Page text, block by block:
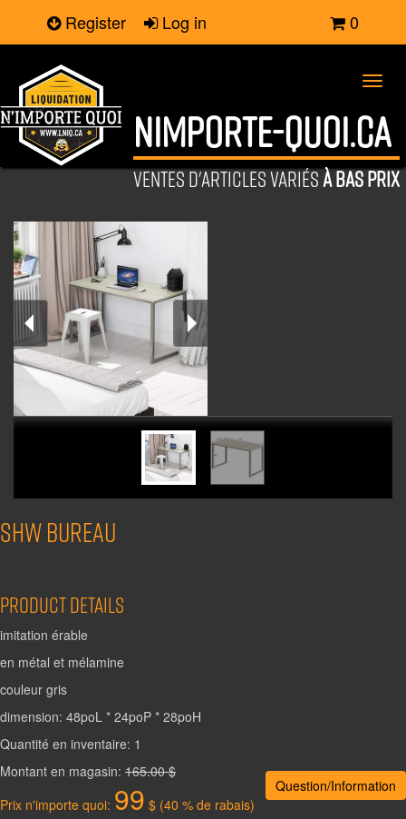
0
Register Log in
NIMPORTE-QUOI.CA
VENTES D'ARTICLES VARIÉSÀ BAS PRIX
SHW bureau
Product Details
imitation érable
en métal et mélamine
couleur gris
dimension: 48poL * 24poP * 28poH
Quantité en inventaire: 1
Question/Information
Montant en magasin: 165.00 $
Prix n'importe quoi: 99 $ (40 % de rabais)